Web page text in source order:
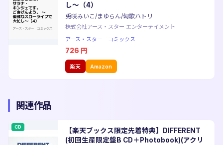
し〜（4）
兎咲みいこ/まゆらん/匈歌ハトリ
株式会社アース・スター エンターテイメント
アース・スター コミックス
726 円
楽天 Amazon
関連作品
CD
【楽天ブックス限定先着特典】DIFFERENT
(初回生産限定盤B CD＋Photobook)(アクリ